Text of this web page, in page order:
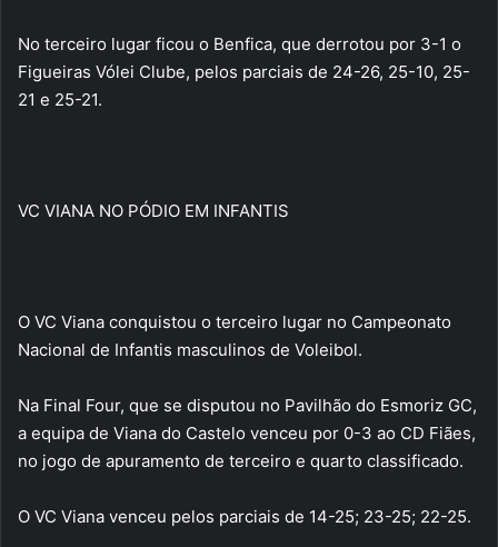
No terceiro lugar ficou o Benfica, que derrotou por 3-1 o
Figueiras Vólei Clube, pelos parciais de 24-26, 25-10, 25-
21 e 25-21.
VC VIANA NO PÓDIO EM INFANTIS
O VC Viana conquistou o terceiro lugar no Campeonato
Nacional de Infantis masculinos de Voleibol.
Na Final Four, que se disputou no Pavilhão do Esmoriz GC,
a equipa de Viana do Castelo venceu por 0-3 ao CD Fiães,
no jogo de apuramento de terceiro e quarto classificado.
O VC Viana venceu pelos parciais de 14-25; 23-25; 22-25.